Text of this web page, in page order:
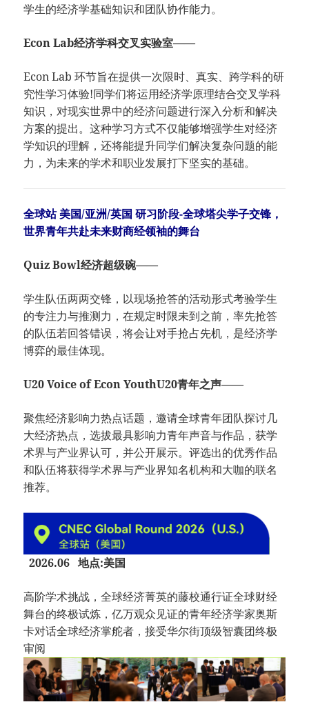
学生的经济学基础知识和团队协作能力。
Econ Lab经济学科交叉实验室——
Econ Lab 环节旨在提供一次限时、真实、跨学科的研
究性学习体验!同学们将运用经济学原理结合交叉学科
知识，对现实世界中的经济问题进行深入分析和解决
方案的提出。这种学习方式不仅能够增强学生对经济
学知识的理解，还将能提升同学们解决复杂问题的能
力，为未来的学术和职业发展打下坚实的基础。
全球站 美国/亚洲/英国 研习阶段-全球塔尖学子交锋，
世界青年共赴未来财商经领袖的舞台
Quiz Bowl经济超级碗——
学生队伍两两交锋，以现场抢答的活动形式考验学生
的专注力与推测力，在规定时限未到之前，率先抢答
的队伍若回答错误，将会让对手抢占先机，是经济学
博弈的最佳体现。
U20 Voice of Econ YouthU20青年之声——
聚焦经济影响力热点话题，邀请全球青年团队探讨几
大经济热点，选拔最具影响力青年声音与作品，获学
术界与产业界认可，并公开展示。评选出的优秀作品
和队伍将获得学术界与产业界知名机构和大咖的联名
推荐。
2026.06 地点:美国
高阶学术挑战，全球经济菁英的藤校通行证全球财经
舞台的终极试炼，亿万观众见证的青年经济学家奥斯
卡对话全球经济掌舵者，接受华尔街顶级智囊团终极
审阅